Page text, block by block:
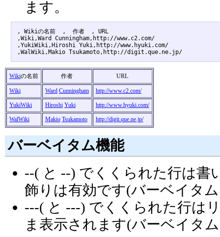
ます。
, Wikiの名前  ,  作者  , URL
,Wiki,Ward Cunningham,http://www.c2.com/
,YukiWiki,Hiroshi Yuki,http://www.hyuki.com/
,WalWiki,Makio Tsukamoto,http://digit.que.ne.jp/
Wikiの名前 作者 URL
Wiki Ward Cunningham http://www.c2.com/
YukiWiki Hiroshi Yuki http://www.hyuki.com/
WalWiki Makio Tsukamoto http://digit.que.ne.jp/
バーベイタム機能
--( と --) でくくられた行は書
飾りは有効です(バーベイタ
---( と ---) でくくられた行は
ま表示されます(バーベイタ